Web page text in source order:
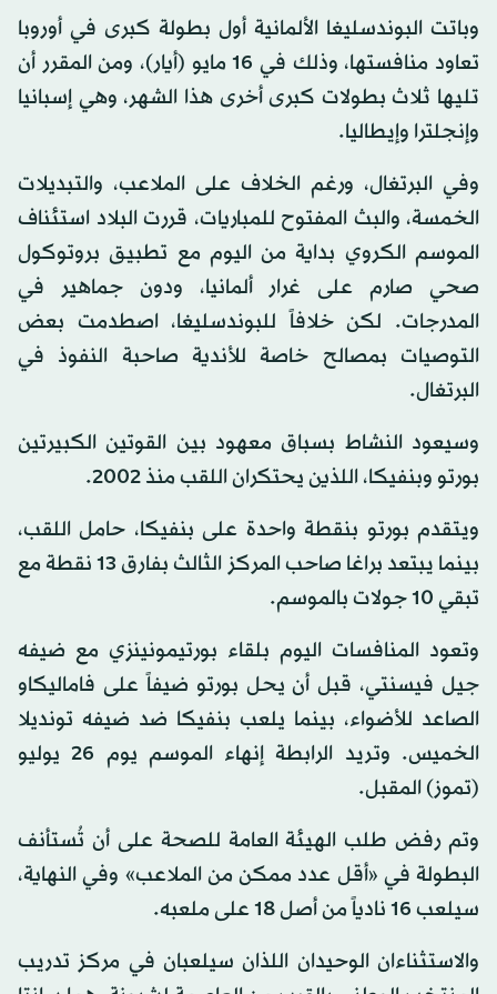
وباتت البوندسليغا الألمانية أول بطولة كبرى في أوروبا
تعاود منافستها، وذلك في 16 مايو (أيار)، ومن المقرر أن
تليها ثلاث بطولات كبرى أخرى هذا الشهر، وهي إسبانيا
وإنجلترا وإيطاليا.
وفي البرتغال، ورغم الخلاف على الملاعب، والتبديلات
الخمسة، والبث المفتوح للمباريات، قررت البلاد استئناف
الموسم الكروي بداية من اليوم مع تطبيق بروتوكول
صحي صارم على غرار ألمانيا، ودون جماهير في
المدرجات. لكن خلافاً للبوندسليغا، اصطدمت بعض
التوصيات بمصالح خاصة للأندية صاحبة النفوذ في
البرتغال.
وسيعود النشاط بسباق معهود بين القوتين الكبيرتين
بورتو وبنفيكا، اللذين يحتكران اللقب منذ 2002.
ويتقدم بورتو بنقطة واحدة على بنفيكا، حامل اللقب،
بينما يبتعد براغا صاحب المركز الثالث بفارق 13 نقطة مع
تبقي 10 جولات بالموسم.
وتعود المنافسات اليوم بلقاء بورتيمونينزي مع ضيفه
جيل فيسنتي، قبل أن يحل بورتو ضيفاً على فاماليكاو
الصاعد للأضواء، بينما يلعب بنفيكا ضد ضيفه تونديلا
الخميس. وتريد الرابطة إنهاء الموسم يوم 26 يوليو
(تموز) المقبل.
وتم رفض طلب الهيئة العامة للصحة على أن تُستأنف
البطولة في «أقل عدد ممكن من الملاعب» وفي النهاية،
سيلعب 16 نادياً من أصل 18 على ملعبه.
والاستثناءان الوحيدان اللذان سيلعبان في مركز تدريب